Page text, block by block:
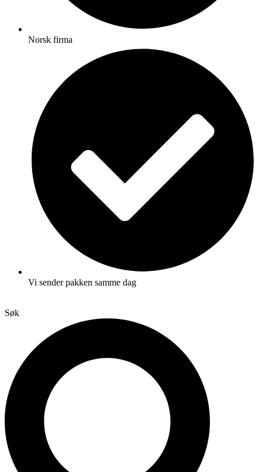
Norsk firma
Vi sender pakken samme dag
Søk